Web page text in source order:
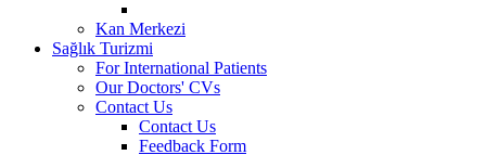
Kan Merkezi
Sağlık Turizmi
For International Patients
Our Doctors' CVs
Contact Us
Contact Us
Feedback Form